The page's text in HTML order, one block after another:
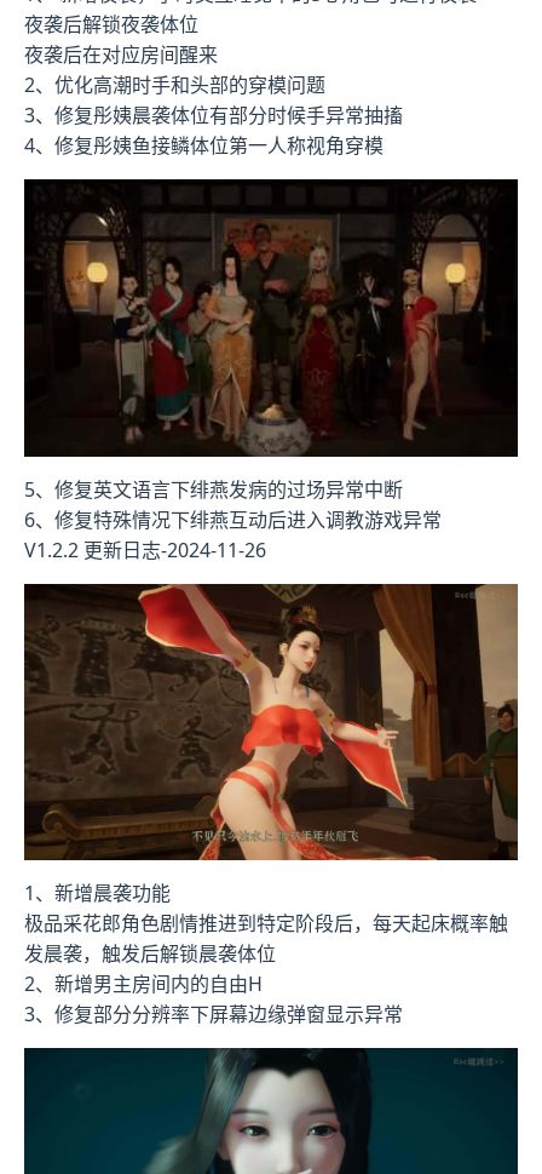
夜袭后解锁夜袭体位
夜袭后在对应房间醒来
2、优化高潮时手和头部的穿模问题
3、修复彤姨晨袭体位有部分时候手异常抽搐
4、修复彤姨鱼接鳞体位第一人称视角穿模
5、修复英文语言下绯燕发病的过场异常中断
6、修复特殊情况下绯燕互动后进入调教游戏异常
V1.2.2 更新日志-2024-11-26
1、新增晨袭功能
极品采花郎角色剧情推进到特定阶段后，每天起床概率触
发晨袭，触发后解锁晨袭体位
2、新增男主房间内的自由H
3、修复部分分辨率下屏幕边缘弹窗显示异常